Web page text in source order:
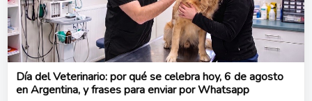
Día del Veterinario: por qué se celebra hoy, 6 de agosto
en Argentina, y frases para enviar por Whatsapp